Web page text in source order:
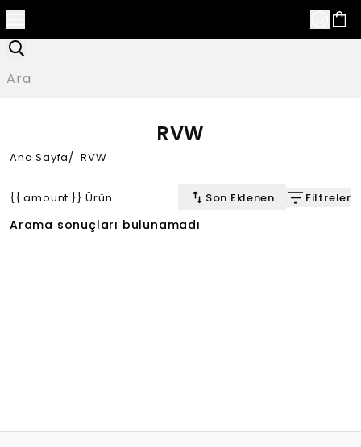
RVW
Ana Sayfa/ RVW
{{ amount }} Ürün Son Eklenen Filtreler
Arama sonuçları bulunamadı